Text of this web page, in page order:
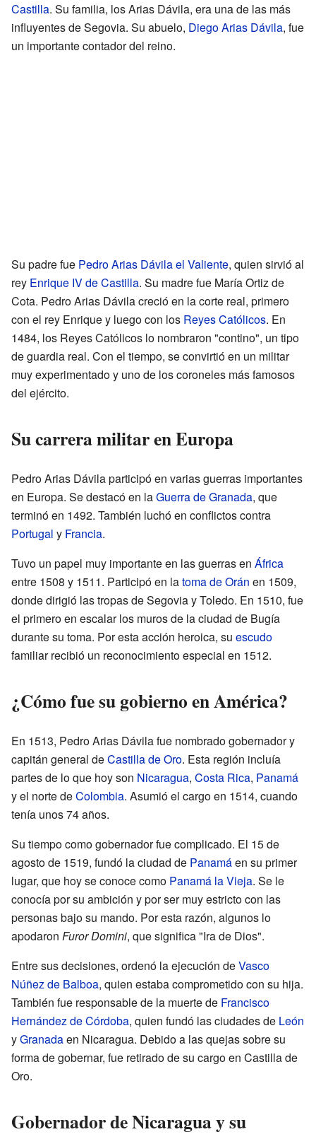
Castilla. Su familia, los Arias Dávila, era una de las más
influyentes de Segovia. Su abuelo, Diego Arias Dávila, fue
un importante contador del reino.
Su padre fue Pedro Arias Dávila el Valiente, quien sirvió al
rey Enrique IV de Castilla. Su madre fue María Ortiz de
Cota. Pedro Arias Dávila creció en la corte real, primero
con el rey Enrique y luego con los Reyes Católicos. En
1484, los Reyes Católicos lo nombraron "contino", un tipo
de guardia real. Con el tiempo, se convirtió en un militar
muy experimentado y uno de los coroneles más famosos
del ejército.
Su carrera militar en Europa
Pedro Arias Dávila participó en varias guerras importantes
en Europa. Se destacó en laGuerra de Granada, que
terminó en 1492. También luchó en conflictos contra
Portugal y Francia.
Tuvo un papel muy importante en las guerras en África
entre 1508 y 1511. Participó en latoma de Orán en 1509,
donde dirigió las tropas de Segovia y Toledo. En 1510, fue
el primero en escalar los muros de la ciudad de Bugía
durante su toma. Por esta acción heroica, su escudo
familiar recibió un reconocimiento especial en 1512.
¿Cómo fue su gobierno en América?
En 1513, Pedro Arias Dávila fue nombrado gobernador y
capitán general deCastilla de Oro. Esta región incluía
partes de lo que hoy son Nicaragua, Costa Rica, Panamá
y el norte deColombia. Asumió el cargo en 1514, cuando
tenía unos 74 años.
Su tiempo como gobernador fue complicado. El 15 de
agosto de 1519, fundó la ciudad de Panamáen su primer
lugar, que hoy se conoce como Panamá la Vieja. Se le
conocía por su ambición y por ser muy estricto con las
personas bajo su mando. Por esta razón, algunos lo
apodaron Furor Domini, que significa "Ira de Dios".
Entre sus decisiones, ordenó la ejecución deVasco
Núñez de Balboa, quien estaba comprometido con su hija.
También fue responsable de la muerte de Francisco
Hernández de Córdoba, quien fundó las ciudades de León
yGranadaen Nicaragua. Debido a las quejas sobre su
forma de gobernar, fue retirado de su cargo en Castilla de
Oro.
Gobernador de Nicaragua y su